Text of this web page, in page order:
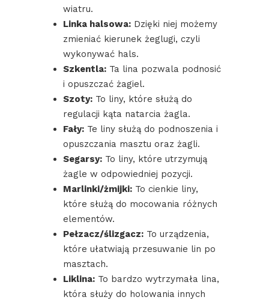
wiatru.
Linka halsowa: Dzięki niej możemy
zmieniać kierunek żeglugi, czyli
wykonywać hals.
Szkentla: Ta lina pozwala podnosić
i opuszczać żagiel.
Szoty: To liny, które służą do
regulacji kąta natarcia żagla.
Fały: Te liny służą do podnoszenia i
opuszczania masztu oraz żagli.
Segarsy: To liny, które utrzymują
żagle w odpowiedniej pozycji.
Marlinki/żmijki: To cienkie liny,
które służą do mocowania różnych
elementów.
Pełzacz/ślizgacz: To urządzenia,
które ułatwiają przesuwanie lin po
masztach.
Liklina: To bardzo wytrzymała lina,
która służy do holowania innych